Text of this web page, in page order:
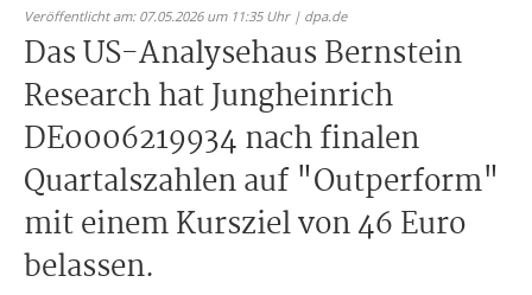
Veröffentlicht am: 07.05.2026 um 11:35 Uhr | dpa.de
Das US-Analysehaus Bernstein
Research hat Jungheinrich
DE0006219934 nach finalen
Quartalszahlen auf "Outperform"
mit einem Kursziel von 46 Euro
belassen.